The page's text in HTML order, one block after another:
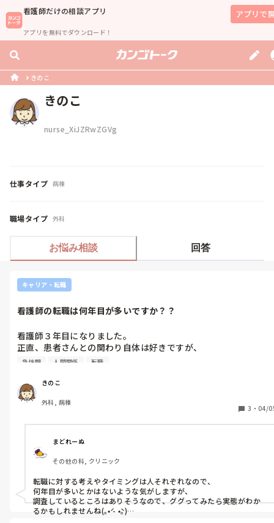
看護師だけの相談アプリ
アプリを無料でダウンロード！
アプリで
きのこ
きのこ
nurse_XiJZRwZGVg
仕事タイプ 病棟
職場タイプ 外科
お悩み相談 回答
キャリア・転職
看護師の転職は何年目が多いですか？？
看護師３年目になりました。
正直、患者さんとの関わり自体は好きですが、
あまり看護が楽しいとは思えずストレスが多くてつらいです。と
る方、何年目で転職されましたか？？
急性期 人間関係 転職
きのこ
外科, 病棟
3 ・ 04/
まどれーぬ
その他の科, クリニック
転職に対する考えやタイミングは人それぞれなので、
何年目が多いとかはないような気がしますが、
調査しているところはありそうなので、ググってみたら実態がわか
るかもしれませんね(｡•́ - •̀｡)